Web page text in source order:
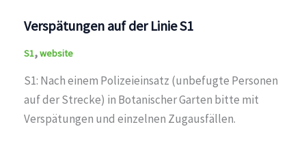
Verspätungen auf der Linie S1
S1,website
S1: Nach einem Polizeieinsatz (unbefugte Personen
auf der Strecke) in Botanischer Garten bitte mit
Verspätungen und einzelnen Zugausfällen.